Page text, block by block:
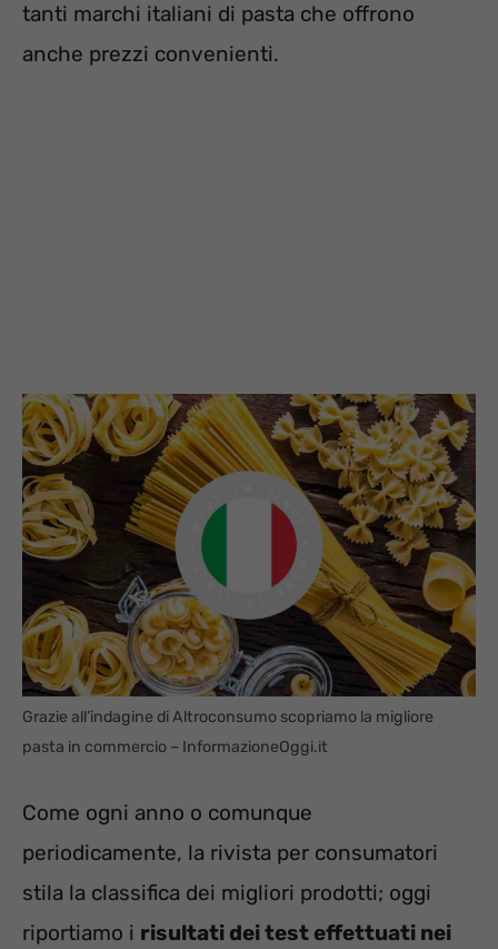
tanti marchi italiani di pasta che offrono
anche prezzi convenienti.
Grazie all’indagine di Altroconsumo scopriamo la migliore
pasta in commercio – InformazioneOggi.it
Come ogni anno o comunque
periodicamente, la rivista per consumatori
stila la classifica dei migliori prodotti; oggi
riportiamo i risultati dei test effettuati nei